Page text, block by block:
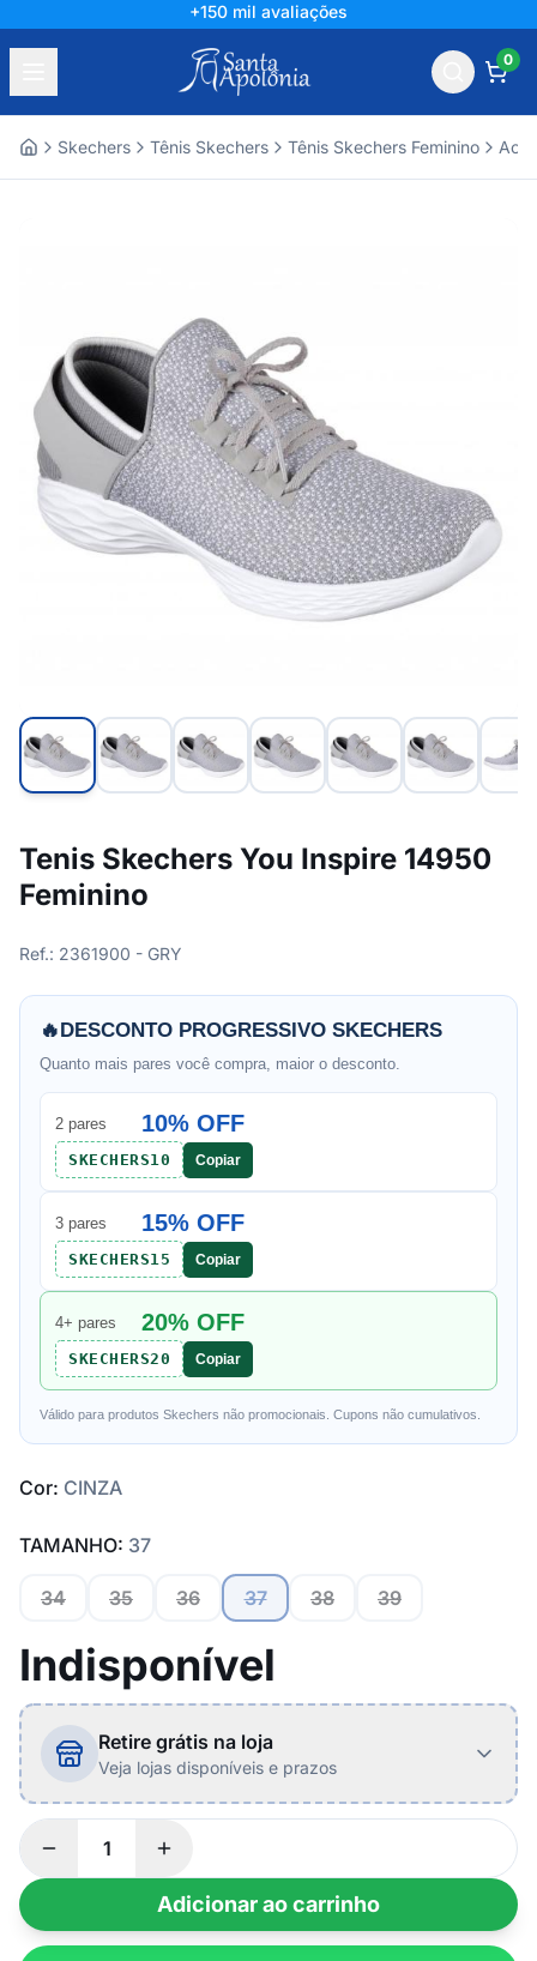
+150 mil avaliações
0
Skechers Tênis Skechers Tênis Skechers Feminino
Tenis Skechers You Inspire 14950
Feminino
Ref.: 2361900 - GRY
🔥DESCONTO PROGRESSIVO SKECHERS
Quanto mais pares você compra, maior o desconto.
2 pares 10% OFF
SKECHERS10 Copiar
3 pares 15% OFF
SKECHERS15 Copiar
4+ pares 20% OFF
SKECHERS20 Copiar
Válido para produtos Skechers não promocionais. Cupons não cumulativos.
Cor: CINZA
TAMANHO: 37
34 35 36 37 38 39
Indisponível
Retire grátis na loja
Veja lojas disponíveis e prazos
Adicionar ao carrinho